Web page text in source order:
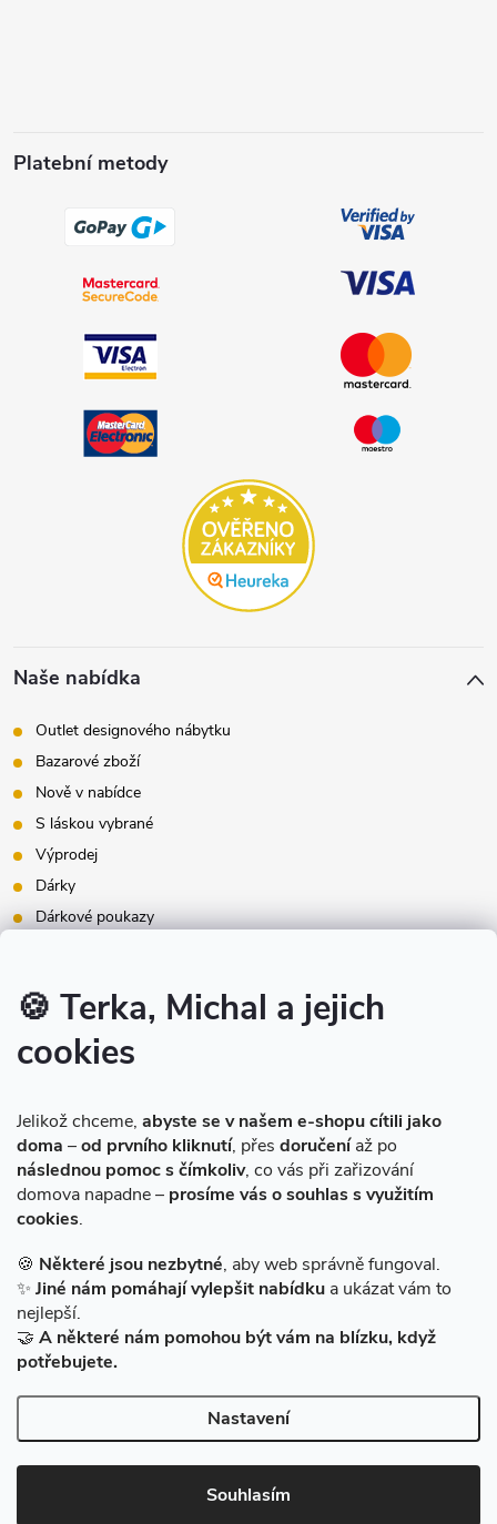
🍪 Terka, Michal a jejich
cookies
Jelikož chceme, abyste se v našem e-shopu cítili jako
doma –od prvního kliknutí, přes doručeníaž po
následnou pomoc s čímkoliv, co vás při zařizování
domova napadne – prosíme vás o souhlas s využitím
cookies.
🍪 Některé jsou nezbytné, aby web správně fungoval.
✨ Jiné nám pomáhají vylepšit nabídku a ukázat vám to
nejlepší.
🤝 A některé nám pomohou být vám na blízku, když
potřebujete.
Nastavení
Souhlasím
Platební metody
Naše nabídka
Outlet designového nábytku
Bazarové zboží
Nově v nabídce
S láskou vybrané
Výprodej
Dárky
Dárkové poukazy
Instagram
Facebook
Zprovozněný e-shop na Shoptetu máme od DF
Copyright 2026BAZARMS-HK. Všechna práva vyhrazena.